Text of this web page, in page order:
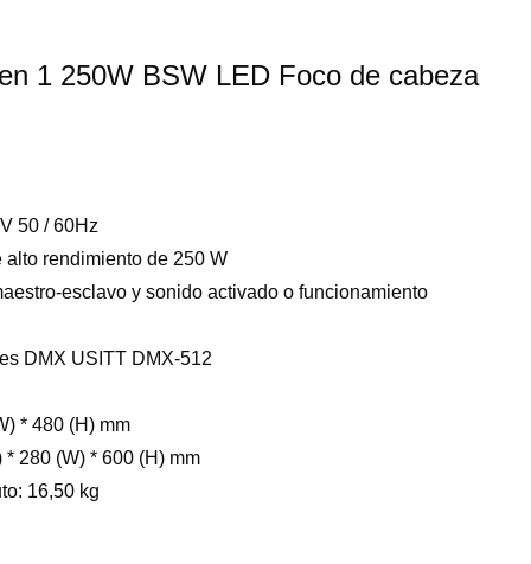
1 250W BSW LED Foco de cabeza
50 / 60Hz
rendimiento de 250 W
esclavo y sonido activado o funcionamiento
DMX USITT DMX-512
* 480 (H) mm
280 (W) * 600 (H) mm
16,50 kg